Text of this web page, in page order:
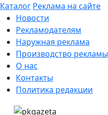
Каталог Реклама на сайте
Новости
Рекламодателям
Наружная реклама
Производство рекламы
О нас
Контакты
Политика редакции